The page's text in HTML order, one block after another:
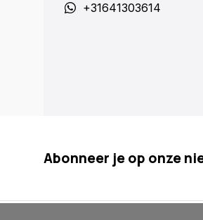
+31641303614
Abonneer je op onze